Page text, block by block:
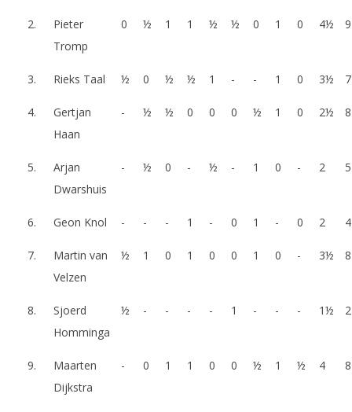
2.
Pieter
Tromp
0 ½ 1 1 ½ ½ 0 1 0 4½ 9
3. Rieks Taal ½ 0 ½ ½ 1 - - 1 0 3½ 7
4.
Gertjan
Haan
- ½ ½ 0 0 0 ½ 1 0 2½ 8
5.
Arjan
Dwarshuis
- ½ 0 - ½ - 1 0 - 2 5
6. Geon Knol - - - 1 - 0 1 - 0 2 4
7.
Martin van
Velzen
½ 1 0 1 0 0 1 0 - 3½ 8
8.
Sjoerd
Homminga
½ - - - - 1 - - - 1½ 2
9.
Maarten
Dijkstra
- 0 1 1 0 0 ½ 1 ½ 4 8